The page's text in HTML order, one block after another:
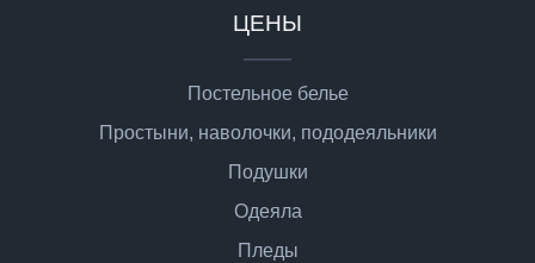
ЦЕНЫ
Постельное белье
Простыни, наволочки, пододеяльники
Подушки
Одеяла
Пледы